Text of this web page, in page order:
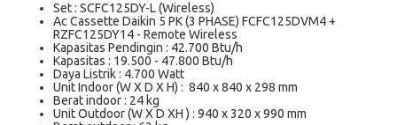
Set : SCFC125DY-L (Wireless)
Ac Cassette Daikin 5 PK (3 PHASE) FCFC125DVM4 +
RZFC125DY14 - Remote Wireless
Kapasitas Pendingin : 42.700 Btu/h
Kapasitas : 19.500 - 47.800 Btu/h
Daya Listrik : 4.700 Watt
Unit Indoor (W X D X H) : 840 x 840 x 298 mm
Berat indoor : 24 kg
Unit Outdoor (W X D XH ) : 940 x 320 x 990 mm